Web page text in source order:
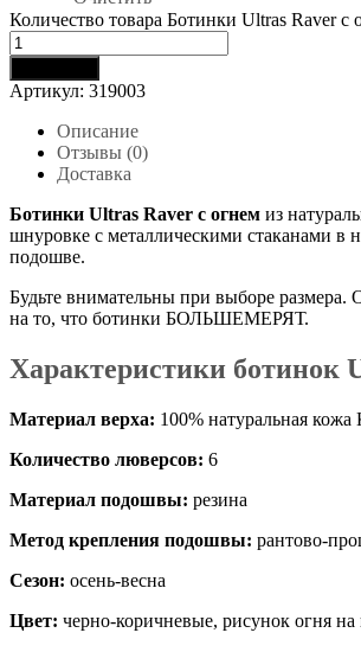
Количество товара Ботинки Ultras Raver с
Артикул: 319003
Описание
Отзывы (0)
Доставка
Ботинки Ultras Raver с огнем из
шнуровке с металлическими стаканами в
подошве.
Будьте внимательны при выборе размера.
на то, что ботинки БОЛЬШЕМЕРЯТ.
Характеристики ботинок
Материал верха: 100% натуральная
Количество люверсов: 6
Материал подошвы: резина
Метод крепления подошвы: рантово-
Сезон: осень-весна
Цвет: черно-коричневые, рисунок огня на